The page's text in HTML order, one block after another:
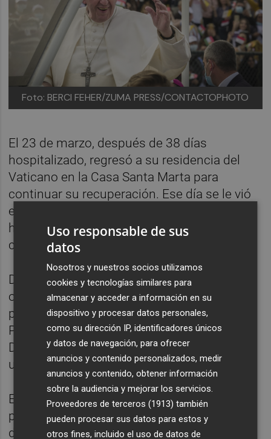
Foto: BERCI FEHER/ZUMA PRESS/CONTACTOPHOTO
El 23 de marzo, después de 38 días
hospitalizado, regresó a su residencia del
Vaticano en la Casa Santa Marta para
continuar su recuperación. Ese día se le vió
en público abandonando el centro
hospitalario en sillas de ruedas y con las
cánulas de oxígeno.
Desde entonces han sido varias las
ocasiones en las que ha aparecido en
público. En Semana Santa, reapareció en la
Plaza de San Pedro al final de la misa del
Domingo de Ramos deseando a los fieles
una "buena Semana Santa".
El Jueves Santo no asistió a la Misa Crismal,
pero visitó la cárcel Regina Coeli de Roma,
donde mantuvo un encuentro con 70
Uso responsable de sus
datos
Nosotros y nuestros socios utilizamos
cookies y tecnologías similares para
almacenar y acceder a información en su
dispositivo y procesar datos personales,
como su dirección IP, identificadores únicos
y datos de navegación, para ofrecer
anuncios y contenido personalizados, medir
anuncios y contenido, obtener información
sobre la audiencia y mejorar los servicios.
Proveedores de terceros (1913) también
pueden procesar sus datos para estos y
otros fines, incluido el uso de datos de